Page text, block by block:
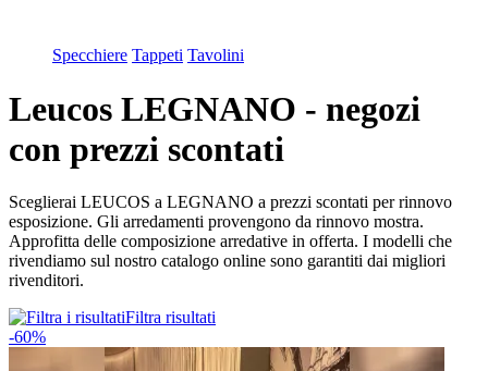
Specchiere Tappeti Tavolini
Leucos LEGNANO - negozi
con prezzi scontati
Sceglierai LEUCOS a LEGNANO a prezzi scontati per rinnovo
esposizione. Gli arredamenti provengono da rinnovo mostra.
Approfitta delle composizione arredative in offerta. I modelli che
rivendiamo sul nostro catalogo online sono garantiti dai migliori
rivenditori.
Filtra risultati
-60%